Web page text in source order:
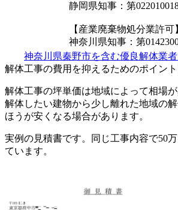
静岡県知事：第
【産業廃棄物処分業許可
神奈川県知事：第
神奈川県秦野市を含む優良解体業
解体工事の費用を抑えるためのポイント
解体工事の坪単価は地域によって相場が
解体したい建物から少し離れた地域の
ほうが安くなる場合があります。
実例の見積書です。同じ工事内容で50
ています。